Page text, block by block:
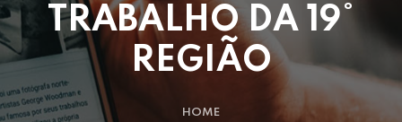
TRABALHO DA 19°
REGIÃO
HOME